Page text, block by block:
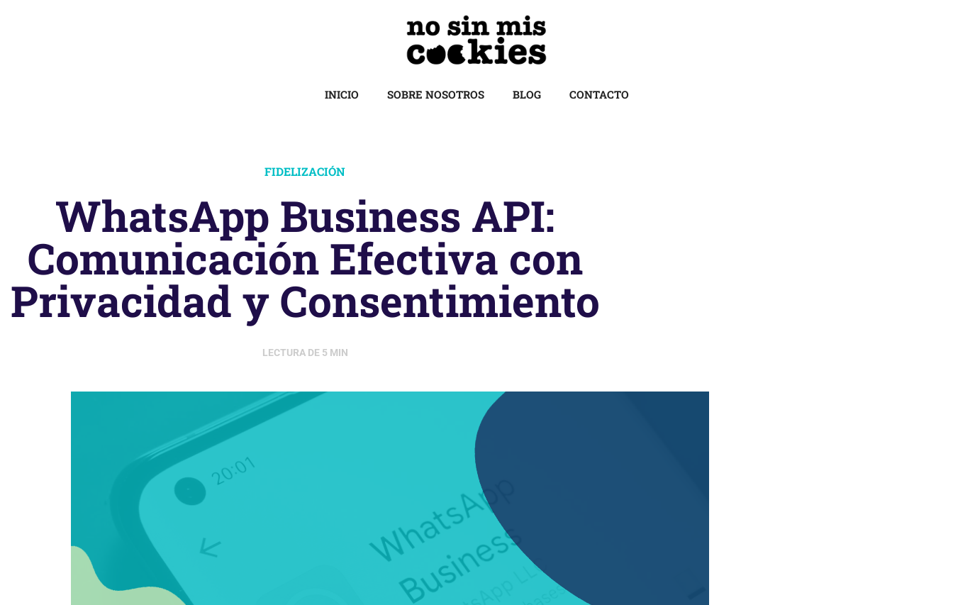
INICIO SOBRE NOSOTROS BLOG CONTACTO
FIDELIZACIÓN
WhatsApp Business API:
Comunicación Efectiva con
Privacidad y Consentimiento
LECTURA DE 5 MIN